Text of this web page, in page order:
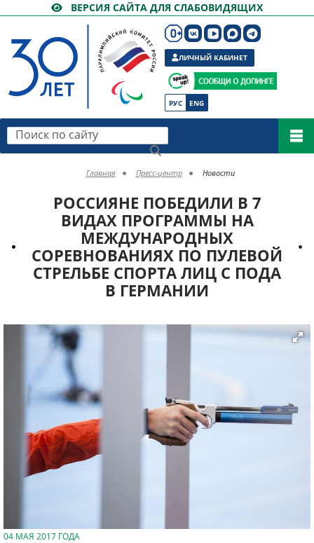
ВЕРСИЯ САЙТА ДЛЯ СЛАБОВИДЯЩИХ
РУС ENG
ЛИЧНЫЙ КАБИНЕТ
Поиск по сайту
Главная Пресс-центр Новости
РОССИЯНЕ ПОБЕДИЛИ В 7
ВИДАХ ПРОГРАММЫ НА
МЕЖДУНАРОДНЫХ
СОРЕВНОВАНИЯХ ПО ПУЛЕВОЙ
СТРЕЛЬБЕ СПОРТА ЛИЦ С ПОДА
В ГЕРМАНИИ
04 МАЯ 2017 ГОДА